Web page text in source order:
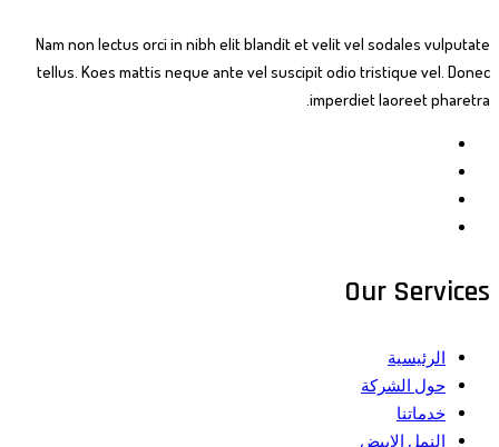
Nam non lectus orci in nibh elit blandit et velit vel sodales vulputate
tellus. Koes mattis neque ante vel suscipit odio tristique vel. Donec
imperdiet laoreet pharetra.
Our Services
الرئيسية
حول الشركة
خدماتنا
النمل الابيض